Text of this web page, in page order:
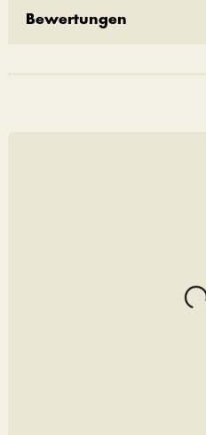
Bewertungen